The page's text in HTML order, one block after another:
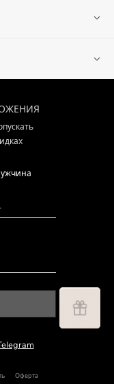
Оферта